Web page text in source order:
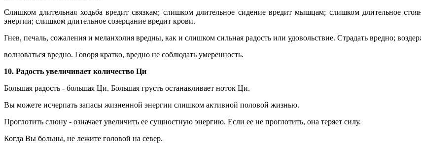
Слишком длительная ходьба вредит связкам; слишком длительное сидение вредит мышцам; слишком длительное
энергии; слишком длительное созерцание вредит крови.
Гнев, печаль, сожаления и меланхолия вредны, как и слишком сильная радость или удовольствие. Страдать вредно;
волноваться вредно. Говоря кратко, вредно не соблюдать умеренность.
10. Радость увеличивает количество Ци
Большая радость - большая Ци. Большая грусть останавливает ноток Ци.
Вы можете исчерпать запасы жизненной энергии слишком активной половой жизнью.
Проглотить слюну - означает увеличить ее сущностную энергию. Если ее не проглотить, она теряет силу.
Когда Вы больны, не лежите головой на север.